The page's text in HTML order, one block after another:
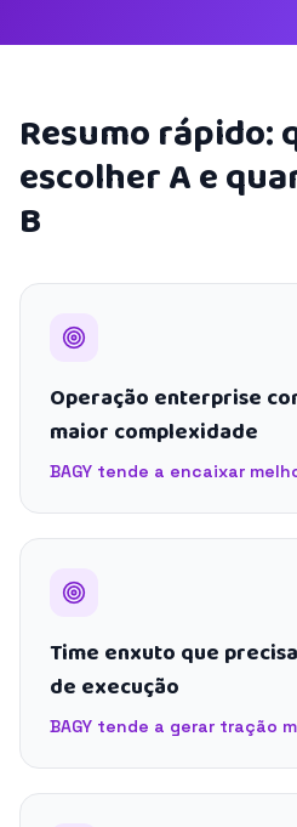
Resumo rápido:
escolher A e
B
Operação enterprise
maior complexidade
BAGY tende a encaixar
Time enxuto que
de execução
BAGY tende a gerar tração